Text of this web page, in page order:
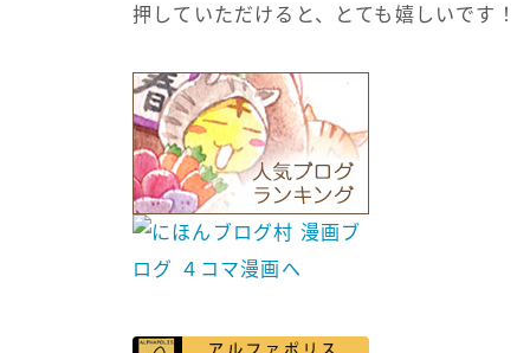
押していただけると、とても嬉しいです！